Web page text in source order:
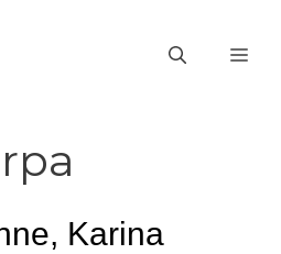
Karina